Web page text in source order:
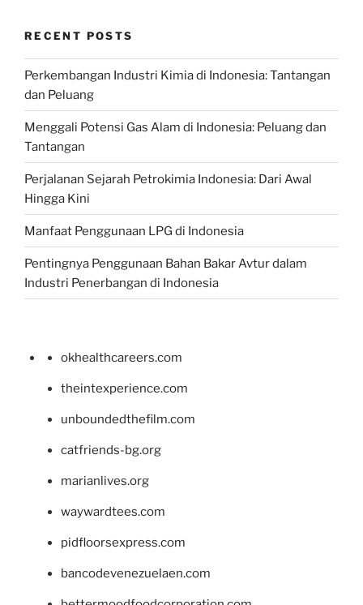
RECENT POSTS
Perkembangan Industri Kimia di Indonesia: Tantangan
dan Peluang
Menggali Potensi Gas Alam di Indonesia: Peluang dan
Tantangan
Perjalanan Sejarah Petrokimia Indonesia: Dari Awal
Hingga Kini
Manfaat Penggunaan LPG di Indonesia
Pentingnya Penggunaan Bahan Bakar Avtur dalam
Industri Penerbangan di Indonesia
okhealthcareers.com
theintexperience.com
unboundedthefilm.com
catfriends-bg.org
marianlives.org
waywardtees.com
pidfloorsexpress.com
bancodevenezuelaen.com